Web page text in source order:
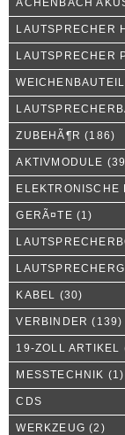
ACHENBACH
LAUTSPRECHER
LAUTSPRECHER
ZUBEHÃ¶R (186)
AKTIVMODULE
ELEKTRONISCHE
GERÃ¤TE (1)
KABEL (30)
VERBINDER (139)
19-ZOLL ARTIKEL
MESSTECHNIK (1)
CDS
WERKZEUG (2)